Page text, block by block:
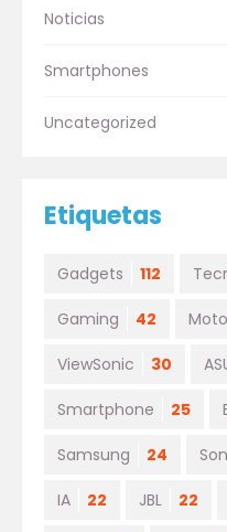
Noticias
Smartphones
Uncategorized
Etiquetas
Gadgets 112
Gaming 42
ViewSonic 30
Smartphone 25
Samsung 24
IA 22 JBL 22